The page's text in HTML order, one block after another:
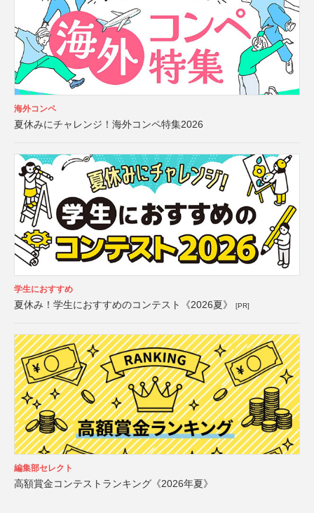
海外コンペ
夏休みにチャレンジ！海外コンペ特集2026
学生におすすめ
夏休み！学生におすすめのコンテスト《2026夏》 [PR]
編集部セレクト
高額賞金コンテストランキング《2026年夏》